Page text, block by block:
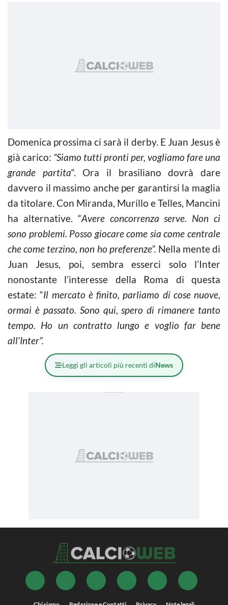
Domenica prossima ci sarà il derby. E Juan Jesus è
già carico: “Siamo tutti pronti per, vogliamo fare una
grande partita“. Ora il brasiliano dovrà dare
davvero il massimo anche per garantirsi la maglia
da titolare. Con Miranda, Murillo e Telles, Mancini
ha alternative. “Avere concorrenza serve. Non ci
sono problemi. Posso giocare come sia come centrale
che come terzino, non ho preferenze”. Nella mente di
Juan Jesus, poi, sembra esserci solo l’Inter
nonostante l’interesse della Roma di questa
estate: “Il mercato è finito, parliamo di cose nuove,
ormai è passato. Sono qui, spero di rimanere tanto
tempo. Ho un contratto lungo e voglio far bene
all’Inter”.
Leggi gli articoli più recenti diNews